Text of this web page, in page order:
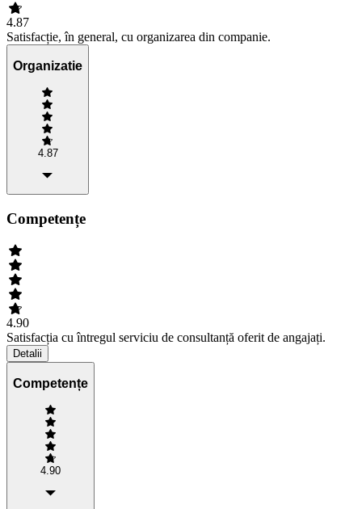
4.87
Satisfacție, în general, cu organizarea din companie.
Organizatie
4.87
Competențe
4.90
Satisfacția cu întregul serviciu de consultanță oferit de angajați.
Detalii
Competențe
4.90